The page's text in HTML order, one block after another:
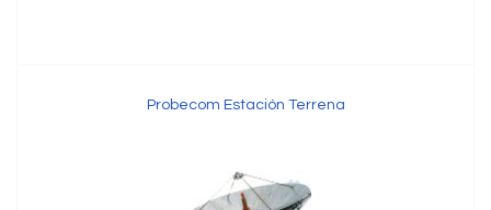
Probecom Estación Terrena